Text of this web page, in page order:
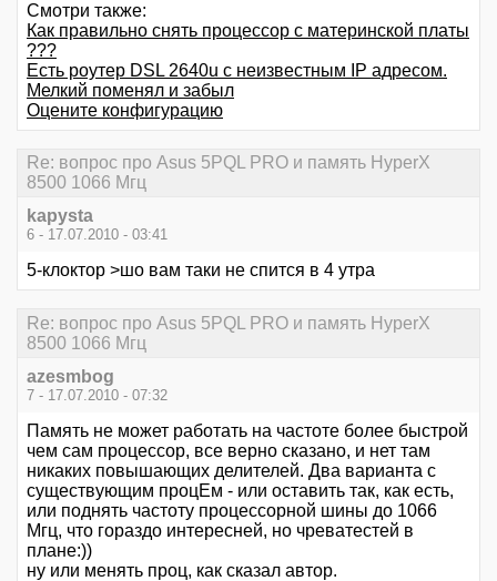
Смотри также:
Как правильно снять процессор с материнской платы
???
Есть роутер DSL 2640u с неизвестным IP адресом.
Мелкий поменял и забыл
Оцените конфигурацию
Re: вопрос про Asus 5PQL PRO и память HyperX
8500 1066 Мгц
kapysta
6 - 17.07.2010 - 03:41
5-клоктор >шо вам таки не спится в 4 утра
Re: вопрос про Asus 5PQL PRO и память HyperX
8500 1066 Мгц
azesmbog
7 - 17.07.2010 - 07:32
Память не может работать на частоте более быстрой
чем сам процессор, все верно сказано, и нет там
никаких повышающих делителей. Два варианта с
существующим процЕм - или оставить так, как есть,
или поднять частоту процессорной шины до 1066
Мгц, что гораздо интересней, но чреватестей в
плане:))
ну или менять проц, как сказал автор.